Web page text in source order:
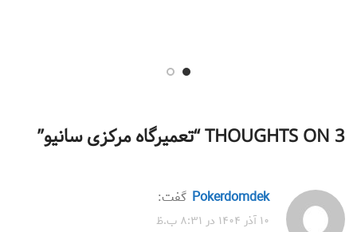
3 THOUGHTS ON “ تعمیرگاه مرکزی سانیو”
Pokerdomdek گفت:
۱۰ آذر ۱۴۰۴ در ۸:۳۱ ب.ظ